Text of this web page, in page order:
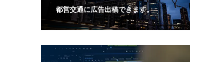
都営交通に広告出稿できます。